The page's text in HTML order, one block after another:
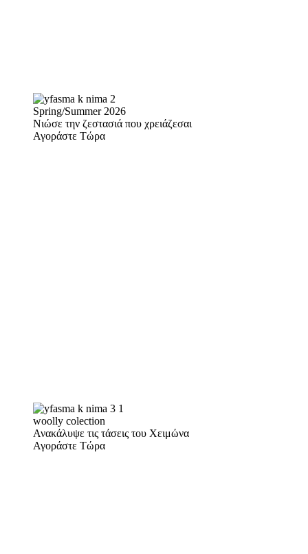
Spring/Summer 2026
Νιώσε την ζεστασιά που χρειάζεσαι
Αγοράστε Τώρα
woolly colection
Ανακάλυψε τις τάσεις του Χειμώνα
Αγοράστε Τώρα